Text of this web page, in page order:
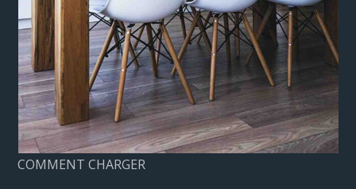
COMMENT CHARGER